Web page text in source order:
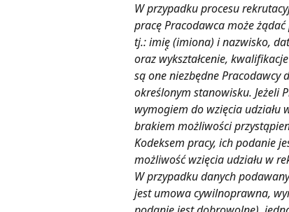
W przypadku procesu
pracę Pracodawca może
tj.: imię̨ (imiona) i nazwisko,
oraz wykształcenie,
są one niezbędne
określonym stanowisku. Jeżeli
wymogiem do wzięcia
brakiem możliwości
Kodeksem pracy, ich podanie
możliwość wzięcia udziału w
W przypadku danych
jest umowa cywilnoprawna,